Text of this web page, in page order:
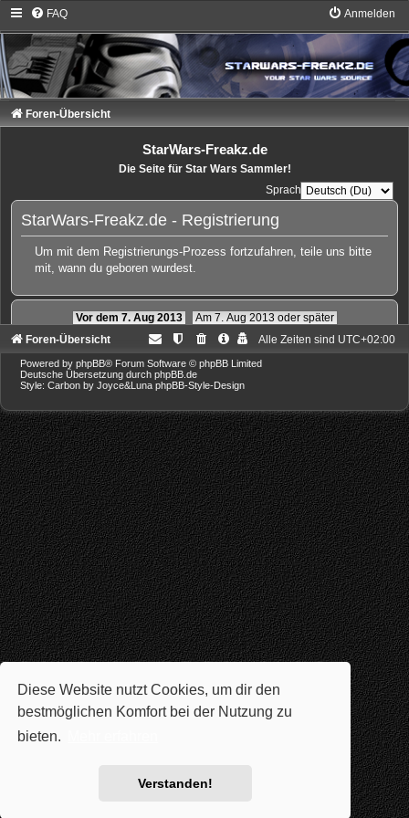
Diese Website nutzt Cookies, um dir den
bestmöglichen Komfort bei der Nutzung zu
bieten.
Verstanden!
FAQ Anmelden
Foren-Übersicht
StarWars-Freakz.de
Die Seite für Star Wars Sammler!
Sprache:
StarWars-Freakz.de - Registrierung
Um mit dem Registrierungs-Prozess fortzufahren, teile uns bitte
mit, wann du geboren wurdest.
Vor dem 7. Aug 2013
Am 7. Aug 2013 oder später
Foren-Übersicht
Alle Zeiten sind UTC+02:00
Powered by phpBB® Forum Software © phpBB Limited
Deutsche Übersetzung durch phpBB.de
Style: Carbon by Joyce&Luna phpBB-Style-Design